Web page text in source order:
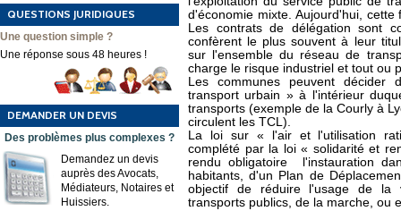
QUESTIONS JURIDIQUES
Une question simple ?
Une réponse sous 48 heures !
DEMANDER UN DEVIS
Des problèmes plus complexes ?
Demandez un devis
auprès des Avocats,
Médiateurs, Notaires et
Huissiers.
d'économie mixte. Aujourd'hui,
Les contrats de délégation sont
confèrent le plus souvent à leur
sur l'ensemble du réseau de
charge le risque industriel et tout ou
Les communes peuvent
transport urbain » à l'intérieur
transports (exemple de la Courly à
circulent les TCL).
La loi sur « l'air et l'utilisation
complété par la loi « solidarité et
rendu obligatoire l'instauration
habitants, d'un Plan de
objectif de réduire l'usage de la
transports publics, de la marche, ou